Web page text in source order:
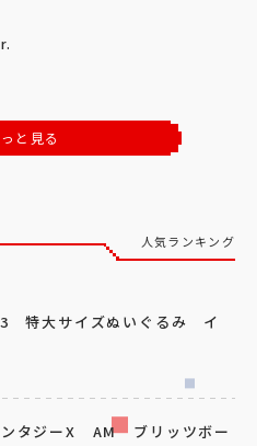
と見る
人気ランキング
3 特大サイズぬいぐるみ イ
ンタジーX AM ブリッツボー